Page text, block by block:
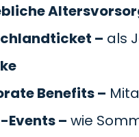
– als
Benefits –
Events – wie